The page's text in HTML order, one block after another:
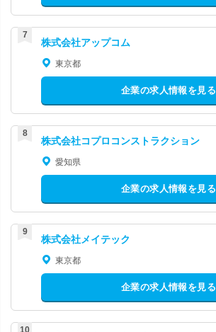
株式会社アップコム
東京都
企業の求人情報を見る
株式会社コプロコンストラクション
愛知県
企業の求人情報を見る
株式会社メイテック
東京都
企業の求人情報を見る